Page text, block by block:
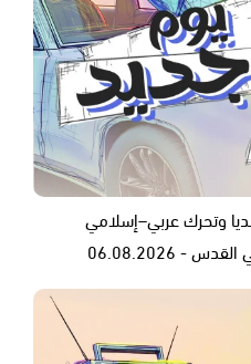
وتحرك عربي–إسلامي
- 06.08.2026